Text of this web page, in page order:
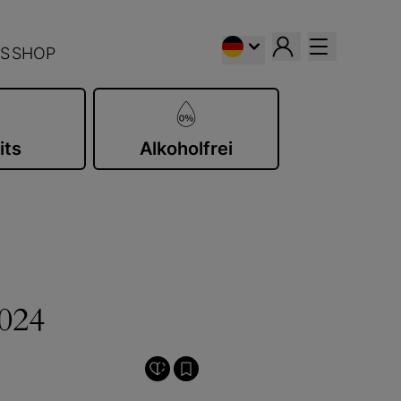
SHOP
Alkoholfrei